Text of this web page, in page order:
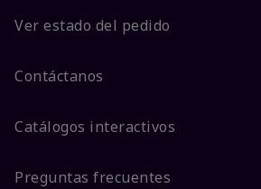
Ver estado del pedido
Contáctanos
Catálogos interactivos
Preguntas frecuentes